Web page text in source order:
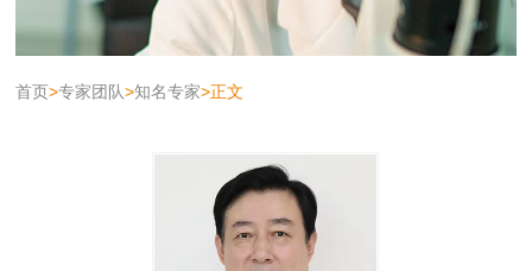
首页>专家团队>知名专家>正文